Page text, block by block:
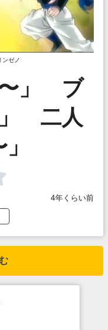
ンゼノ
〜」 ブ
」 二人
4年くらい前